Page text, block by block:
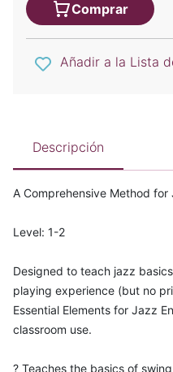
Comprar
Añadir a la Lista
Descripción
A Comprehensive Method
Level: 1-2
Designed to teach jazz
playing experience (but no
Essential Elements for Jazz
classroom use.
? Teaches the basics of